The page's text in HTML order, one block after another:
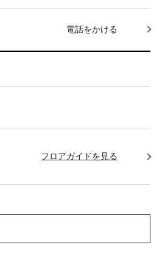
電話をかける
フロアガイドを見る